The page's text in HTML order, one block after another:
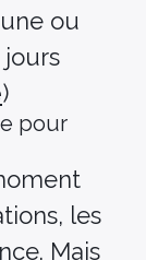
ou
)
pour
les
Mais